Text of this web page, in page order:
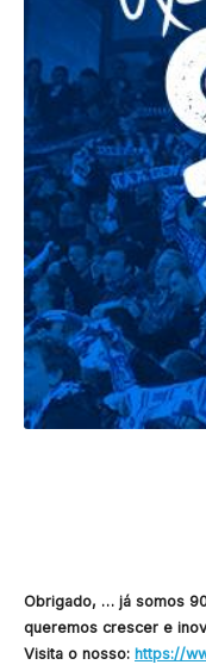
Obrigado, … já somos
queremos crescer e
Visita o nosso: https://